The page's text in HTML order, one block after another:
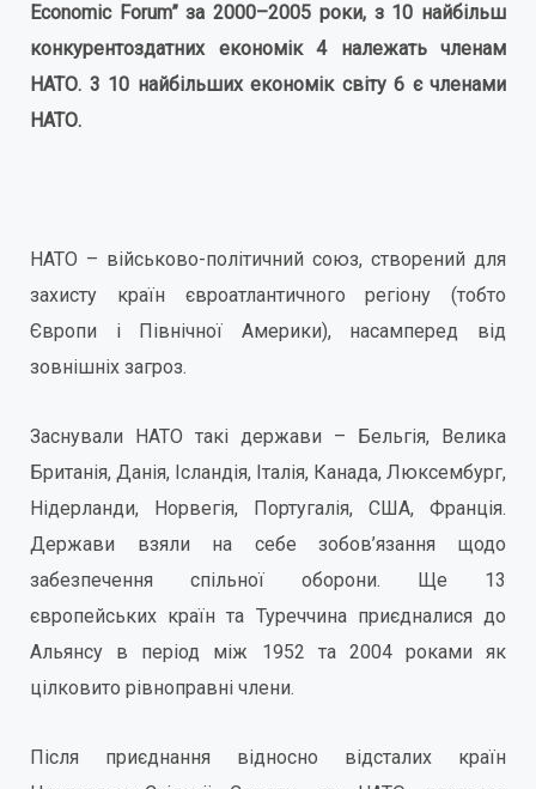
Economic Forum” за 2000–2005 роки, з 10 найбільш
конкурентоздатних економік 4 належать членам
НАТО. 3 10 найбільших економік світу 6 є членами
НАТО.
НАТО – військово-політичний союз, створений для
захисту країн євроатлантичного регіону (тобто
Європи і Північної Америки), насамперед від
зовнішніх загроз.
Заснували НАТО такі держави – Бельгія, Велика
Британія, Данія, Ісландія, Італія, Канада, Люксембург,
Нідерланди, Норвегія, Португалія, США, Франція.
Держави взяли на себе зобов’язання щодо
забезпечення спільної оборони. Ще 13
європейських країн та Туреччина приєдналися до
Альянсу в період між 1952 та 2004 роками як
цілковито рівноправні члени.
Після приєднання відносно відсталих країн